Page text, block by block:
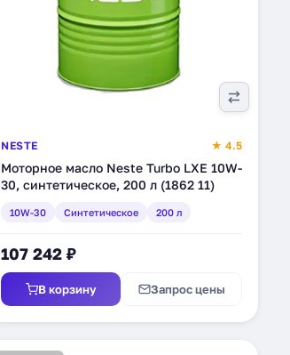
NESTE ★ 4.5
Моторное масло Neste Turbo LXE 10W-
30, синтетическое, 200 л (1862 11)
10W-30 Синтетическое 200 л
107 242 ₽
В корзину Запрос цены